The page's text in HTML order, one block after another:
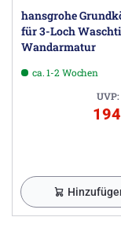
hansgrohe
für 3-Loch
Wandarmatur
ca. 1-2 Wochen
UVP: